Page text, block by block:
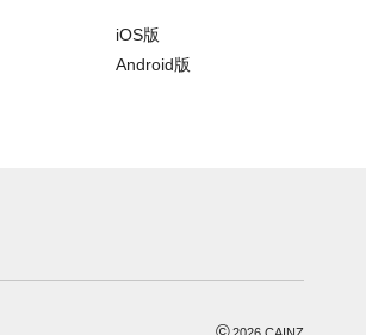
iOS版
Android版